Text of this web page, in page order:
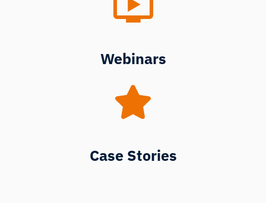
Webinars
Case Stories